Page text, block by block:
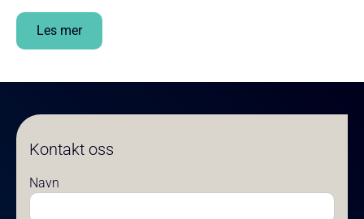
Les mer
Kontakt oss
Navn